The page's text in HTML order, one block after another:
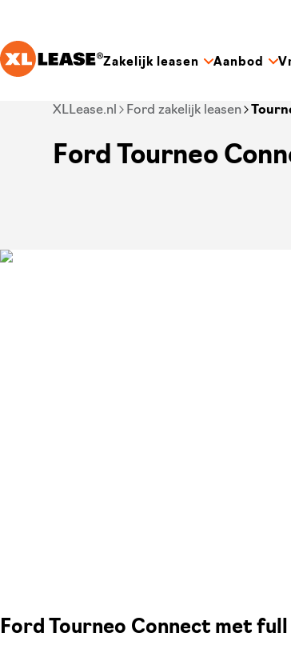
Zakelijk leasen Aanbod
Je bent nu voorbij het hoofdmenu
XLLease.nl Ford zakelijk leasen
Ford Tourneo
Ford Tourneo Connect met